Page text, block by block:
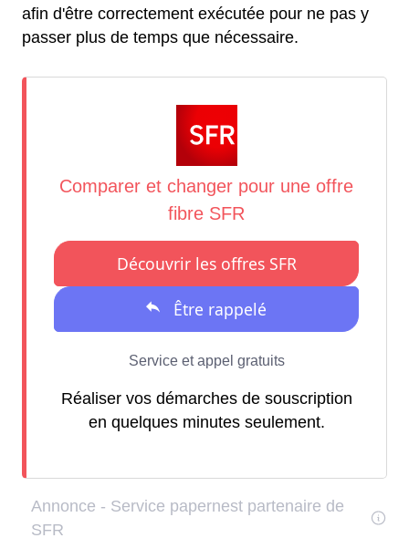
afin d'être correctement exécutée pour ne pas y
passer plus de temps que nécessaire.
Réaliser vos démarches de souscription
en quelques minutes seulement.